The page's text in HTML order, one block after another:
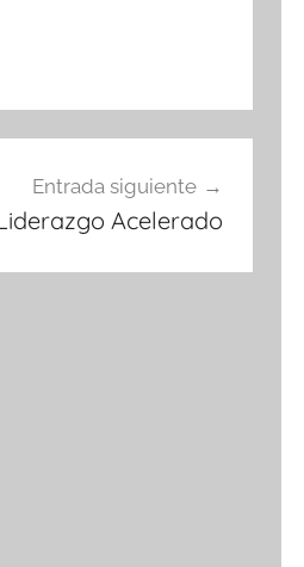
Entrada siguiente
Acelerado